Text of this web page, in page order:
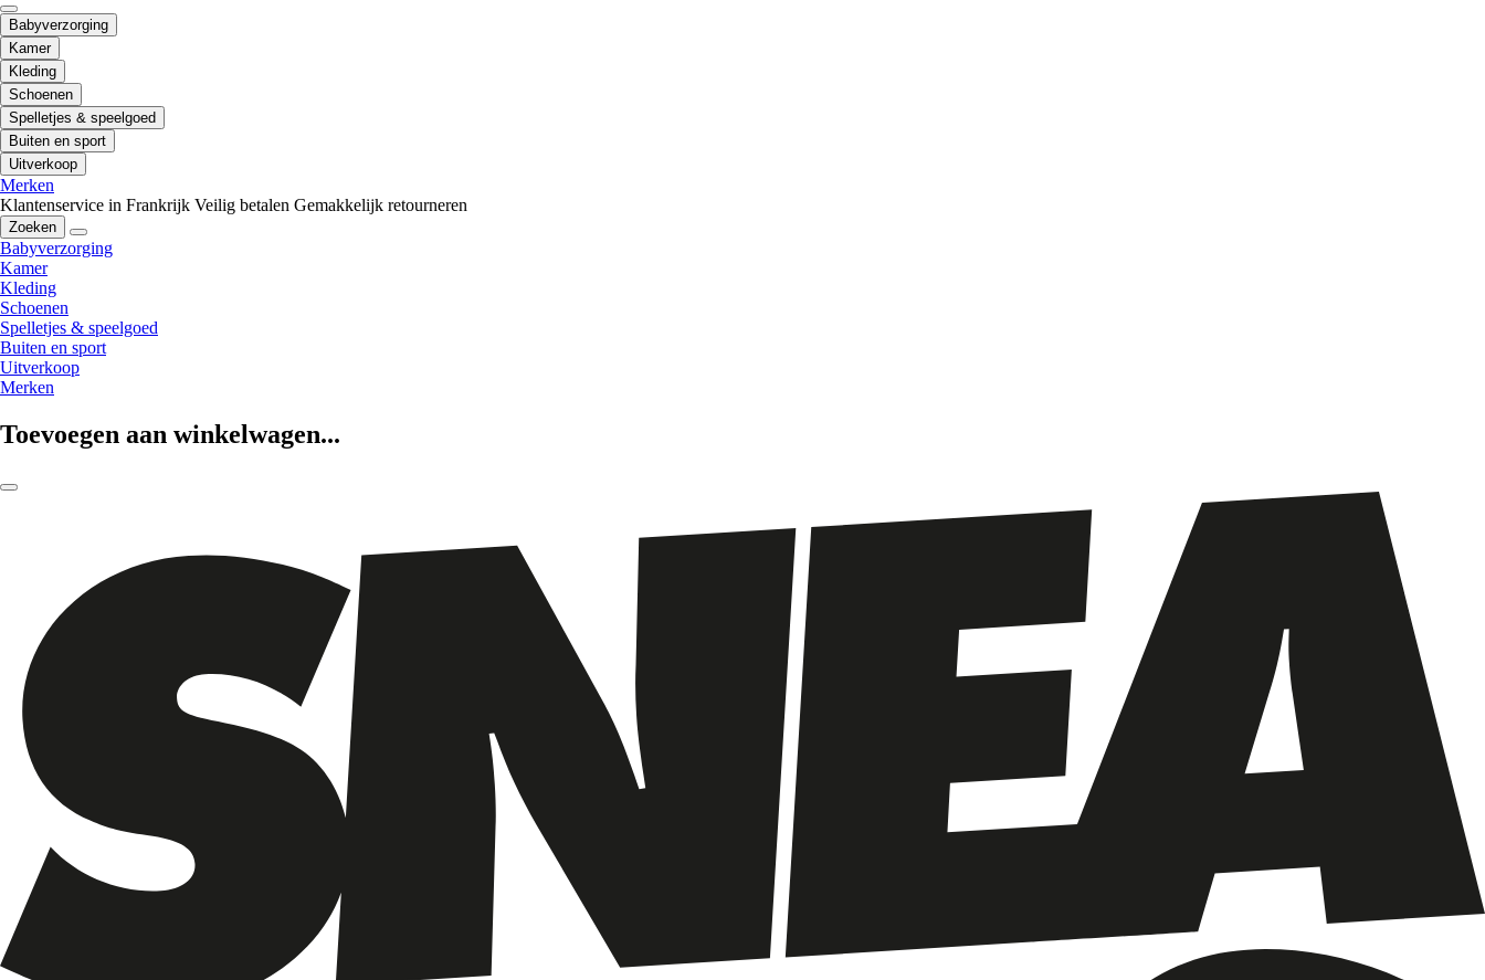
Babyverzorging
Kamer
Kleding
Schoenen
Spelletjes & speelgoed
Buiten en sport
Uitverkoop
Merken
Klantenservice in Frankrijk Veilig betalen Gemakkelijk retourneren
Zoeken
Babyverzorging
Kamer
Kleding
Schoenen
Spelletjes & speelgoed
Buiten en sport
Uitverkoop
Merken
Toevoegen aan winkelwagen...